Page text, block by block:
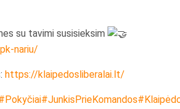
su tavimi susisieksim
nariu/
https://klaipedosliberalai.lt/
#JunkisPrieKomandos